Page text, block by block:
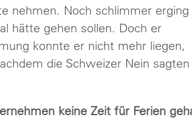
nehmen. Noch schlimmer erging
hätte gehen sollen. Doch er
konnte er nicht mehr liegen,
die Schweizer Nein sagten
keine Zeit für Ferien